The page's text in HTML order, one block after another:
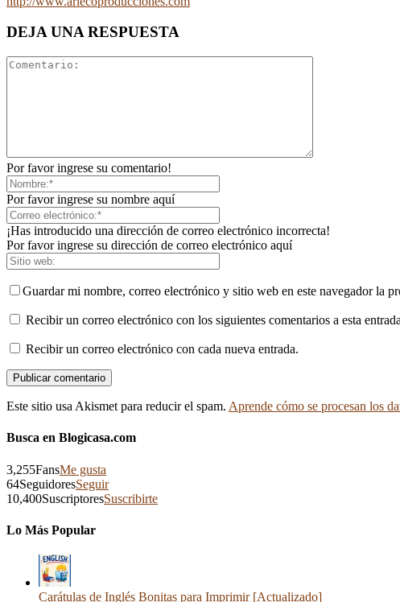
DEJA UNA RESPUESTA
Por favor ingrese su comentario!
Por favor ingrese su nombre aquí
¡Has introducido una dirección de correo electrónico incorrecta!
Por favor ingrese su dirección de correo electrónico aquí
Guardar mi nombre, correo electrónico y sitio web en este navegador la
Recibir un correo electrónico con los siguientes comentarios a esta
Recibir un correo electrónico con cada nueva entrada.
Este sitio usa Akismet para reducir el spam. Aprende cómo se procesan los
Busca en Blogicasa.com
3,255FansMe gusta
64SeguidoresSeguir
10,400SuscriptoresSuscribirte
Lo Más Popular
Carátulas de Inglés Bonitas para Imprimir [Actualizado]